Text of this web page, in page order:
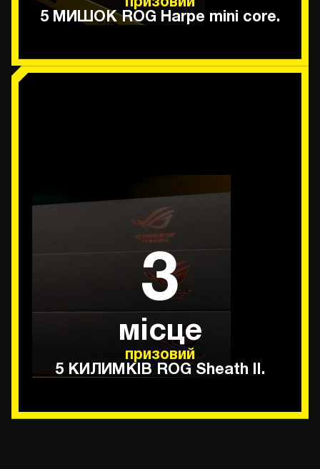
5 МИШОК ROG Harpe mini core.
3
місце
призовий
5 КИЛИМКІВ ROG Sheath II.